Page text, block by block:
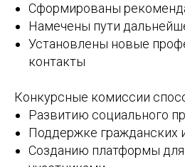
Сформированы
Намечены пути
Установлены новые
контакты
Конкурсные комиссии
Развитию социального
Поддержке гражданских
Созданию платформы